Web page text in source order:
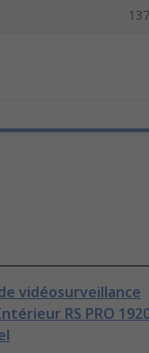
vidéosurveillance
RS PRO